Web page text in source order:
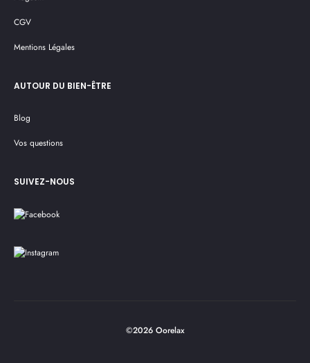
CGV
Mentions Légales
AUTOUR DU BIEN-ÊTRE
Blog
Vos questions
SUIVEZ-NOUS
©2026 Oorelax